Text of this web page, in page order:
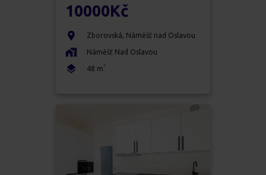
10000Kč
Zborovská, Náměšť nad Oslavou
Náměšť Nad Oslavou
48 m 2